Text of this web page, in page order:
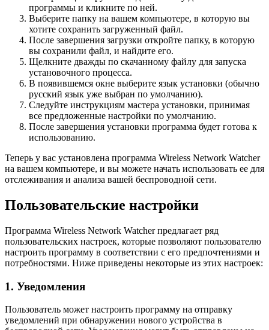
программы и кликните по ней.
Выберите папку на вашем компьютере, в которую вы
хотите сохранить загруженный файл.
После завершения загрузки откройте папку, в которую
вы сохранили файл, и найдите его.
Щелкните дважды по скачанному файлу для запуска
установочного процесса.
В появившемся окне выберите язык установки (обычно
русский язык уже выбран по умолчанию).
Следуйте инструкциям мастера установки, принимая
все предложенные настройки по умолчанию.
После завершения установки программа будет готова к
использованию.
Теперь у вас установлена программа Wireless Network Watcher
на вашем компьютере, и вы можете начать использовать ее для
отслеживания и анализа вашей беспроводной сети.
Пользовательские настройки
Программа Wireless Network Watcher предлагает ряд
пользовательских настроек, которые позволяют пользователю
настроить программу в соответствии с его предпочтениями и
потребностями. Ниже приведены некоторые из этих настроек:
1. Уведомления
Пользователь может настроить программу на отправку
уведомлений при обнаружении нового устройства в